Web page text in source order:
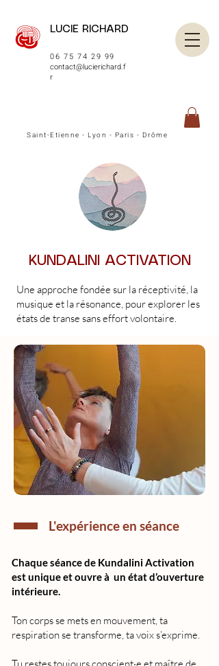
LUCIE RICHARD
06 75 74 29 99
contact@lucierichard.f
r
Saint-Etienne - Lyon - Paris - Drôme
KUNDALINI ACTIVATION
Une approche fondée sur la réceptivité, la
musique et la résonance, pour explorer les
états de transe sans effort volontaire.
L'expérience en séance
Chaque séance de Kundalini Activation
est unique et ouvre à un état d’ouverture
intérieure.
Ton corps se mets en mouvement, ta
respiration se transforme, ta voix s’exprime.